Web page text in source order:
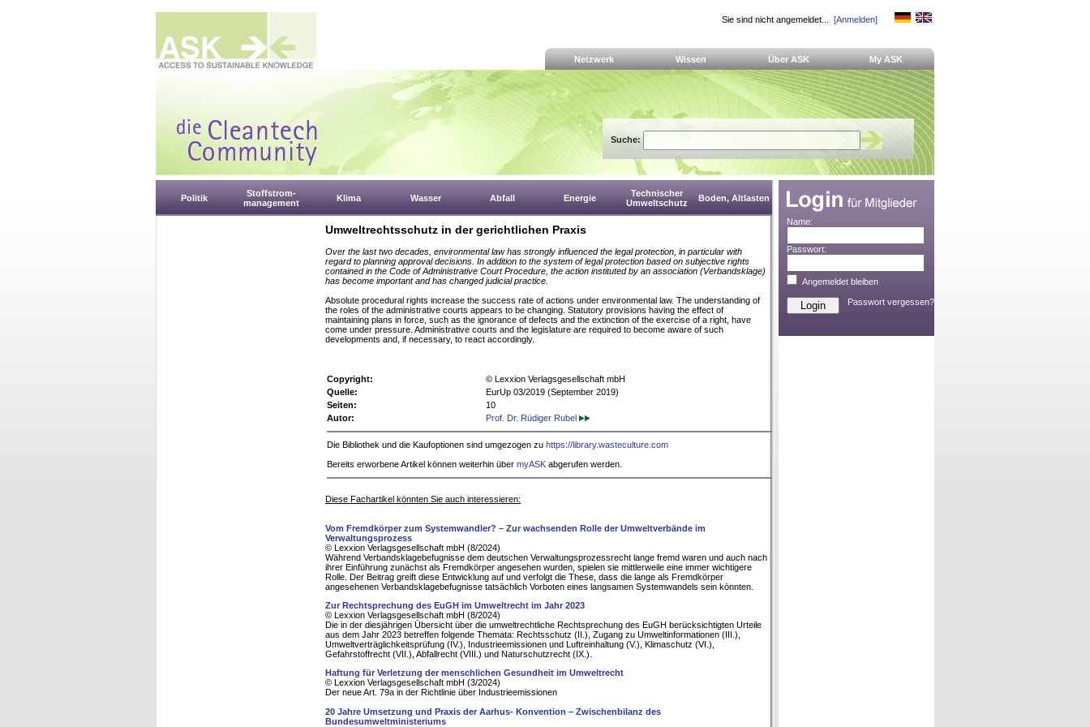
Sie sind nicht angemeldet... [Anmelden]
Netzwerk Wissen Über ASK My ASK
Suche:
Politik
Stoffstrom-
management
Klima Wasser Abfall Energie
Technischer
Umweltschutz
Boden, Altlasten
Umweltrechtsschutz in der gerichtlichen Praxis
Over the last two decades, environmental law has strongly influenced the legal protection, in particular with
regard to planning approval decisions. In addition to the system of legal protection based on subjective rights
contained in the Code of Administrative Court Procedure, the action instituted by an association (Verbandsklage)
has become important and has changed judicial practice.
Absolute procedural rights increase the success rate of actions under environmental law. The understanding of
the roles of the administrative courts appears to be changing. Statutory provisions having the effect of
maintaining plans in force, such as the ignorance of defects and the extinction of the exercise of a right, have
come under pressure. Administrative courts and the legislature are required to become aware of such
developments and, if necessary, to react accordingly.
Copyright:
© Lexxion Verlagsgesellschaft mbH
Quelle:
EurUp 03/2019 (September 2019)
Seiten:
10
Autor:
Prof. Dr. Rüdiger Rubel
Die Bibliothek und die Kaufoptionen sind umgezogen zu https://library.wasteculture.com
Bereits erworbene Artikel können weiterhin über myASK abgerufen werden.
Diese Fachartikel könnten Sie auch interessieren:
Vom Fremdkörper zum Systemwandler? – Zur wachsenden Rolle der Umweltverbände im
Verwaltungsprozess
© Lexxion Verlagsgesellschaft mbH (8/2024)
Während Verbandsklagebefugnisse dem deutschen Verwaltungsprozessrecht lange fremd waren und auch nach
ihrer Einführung zunächst als Fremdkörper angesehen wurden, spielen sie mittlerweile eine immer wichtigere
Rolle. Der Beitrag greift diese Entwicklung auf und verfolgt die These, dass die lange als Fremdkörper
angesehenen Verbandsklagebefugnisse tatsächlich Vorboten eines langsamen Systemwandels sein könnten.
Zur Rechtsprechung des EuGH im Umweltrecht im Jahr 2023
© Lexxion Verlagsgesellschaft mbH (8/2024)
Die in der diesjährigen Übersicht über die umweltrechtliche Rechtsprechung des EuGH berücksichtigten Urteile
aus dem Jahr 2023 betreffen folgende Themata: Rechtsschutz (II.), Zugang zu Umweltinformationen (III.),
Umweltverträglichkeitsprüfung (IV.), Industrieemissionen und Luftreinhaltung (V.), Klimaschutz (VI.),
Gefahrstoffrecht (VII.), Abfallrecht (VIII.) und Naturschutzrecht (IX.).
Haftung für Verletzung der menschlichen Gesundheit im Umweltrecht
© Lexxion Verlagsgesellschaft mbH (3/2024)
Der neue Art. 79a in der Richtlinie über Industrieemissionen
20 Jahre Umsetzung und Praxis der Aarhus- Konvention – Zwischenbilanz des
Bundesumweltministeriums
Name:
Passwort:
Angemeldet bleiben
Passwort vergessen?